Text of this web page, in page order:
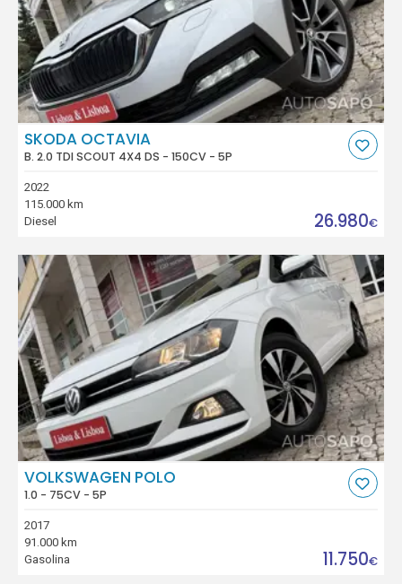
SKODA OCTAVIA
B. 2.0 TDI SCOUT 4X4 DS - 150CV - 5P
2022
115.000 km
Diesel
26.980€
VOLKSWAGEN POLO
1.0 - 75CV - 5P
2017
91.000 km
Gasolina
11.750€